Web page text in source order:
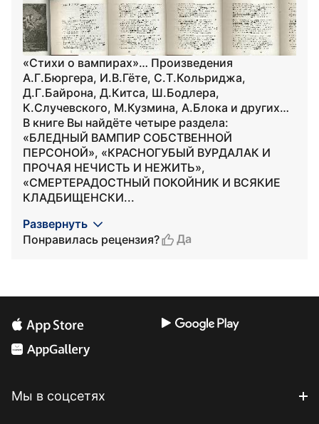
«Стихи о вампирах»… Произведения
А.Г.Бюргера, И.В.Гёте, С.Т.Кольриджа,
Д.Г.Байрона, Д.Китса, Ш.Бодлера,
К.Случевского, М.Кузмина, А.Блока и других…
В книге Вы найдёте четыре раздела:
«БЛЕДНЫЙ ВАМПИР СОБСТВЕННОЙ
ПЕРСОНОЙ», «КРАСНОГУБЫЙ ВУРДАЛАК И
ПРОЧАЯ НЕЧИСТЬ И НЕЖИТЬ»,
«СМЕРТЕРАДОСТНЫЙ ПОКОЙНИК И ВСЯКИЕ
КЛАДБИЩЕНСКИ...
Развернуть
Понравилась рецензия?
Да
Мы в соцсетях